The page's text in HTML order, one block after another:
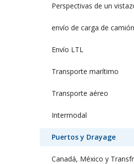
Perspectivas de un
envío de carga de
Envío LTL
Transporte marítimo
Transporte aéreo
Intermodal
Puertos y Drayage
Canadá, México y